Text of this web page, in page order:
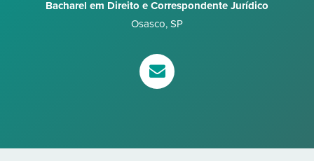
Bacharel em Direito e Correspondente Jurídico
Osasco, SP